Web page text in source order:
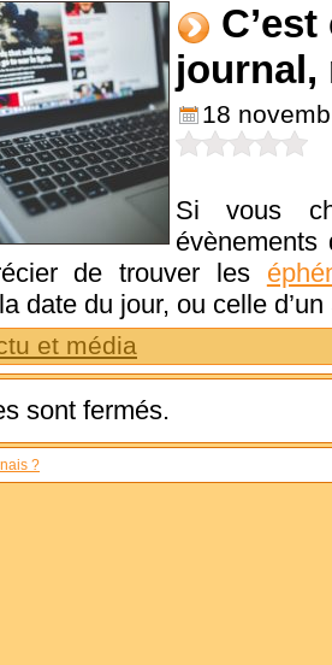
journal,
18
Si vous
de trouver les
date du jour, ou celle d’un
et média
sont fermés.
?